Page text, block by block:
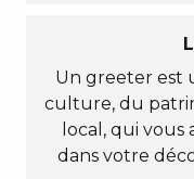
Un greeter est
culture, du
local, qui
dans votre